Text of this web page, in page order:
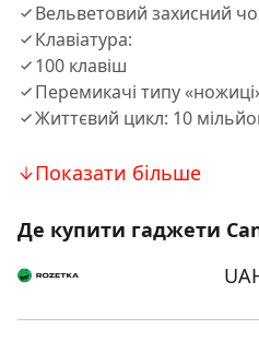
Вельветовий захисний
Клавіатура:
100 клавіш
Перемикачі типу
Життєвий цикл: 10
Показати більше
Де купити гаджети